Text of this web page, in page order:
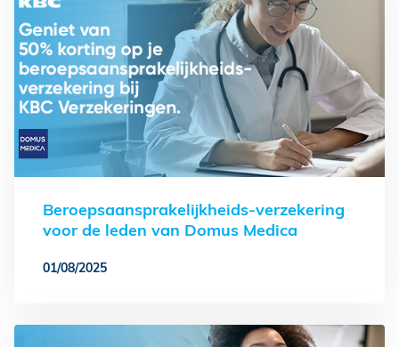
Beroepsaansprakelijkheids-verzekering
voor de leden van Domus Medica
01/08/2025